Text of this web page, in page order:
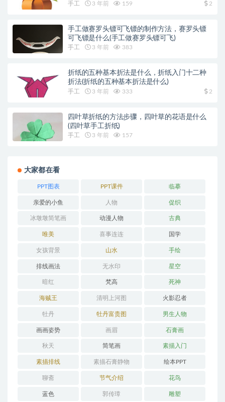
手工 3 年前 159 2
手工做赛罗头镖可飞镖的制作方法，赛罗头镖
可飞镖是什么(手工做赛罗头镖可飞)
手工 3 年前 383
折纸的五种基本折法是什么，折纸入门十二种
折法(折纸的五种基本折法是什么)
手工 3 年前 333 2
四叶草折纸的方法步骤，四叶草的花语是什么
(四叶草手工折纸)
手工 3 年前 157
大家都在看
PPT图表 PPT课件 临摹
亲爱的小鱼 人物 促织
冰墩墩简笔画 动漫人物 古典
唯美 喜事连连 国学
女孩背景 山水 手绘
排线画法 无水印 星空
暗红 梵高 死神
海贼王 清明上河图 火影忍者
牡丹 牡丹富贵图 男生人物
画画姿势 画眉 石膏画
秋天 简笔画 素描入门
素描排线 素描石膏静物 绘本PPT
聊斋 节气介绍 花鸟
蓝色 郭传璋 雕塑